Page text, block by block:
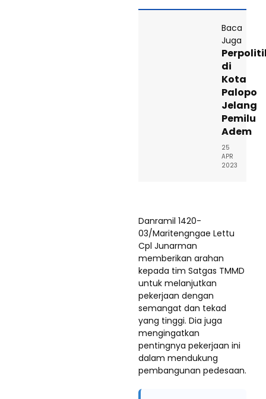
Baca
Juga
di
Kota
Palopo
Jelang
Pemilu
Adem
25
APR
2023
Danramil 1420-
03/Maritengngae Lettu
Cpl Junarman
memberikan arahan
kepada tim Satgas TMMD
untuk melanjutkan
pekerjaan dengan
semangat dan tekad
yang tinggi. Dia juga
mengingatkan
pentingnya pekerjaan ini
dalam mendukung
pembangunan pedesaan.